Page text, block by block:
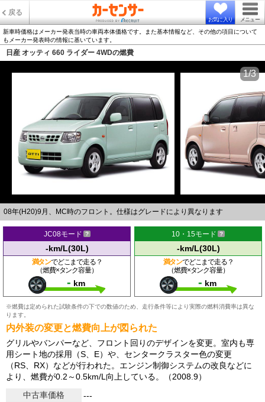
戻る
お気に入り メニュー
新車時価格はメーカー発表当時の車両本体価格です。また基本情報など、その他の項目について
もメーカー発表時の情報に基いています。
日産 オッティ 660 ライダー 4WDの燃費
08年(H20)9月、MC時のフロント。仕様はグレードにより異なります
1/3
JC08モード
-km/L(30L)
満タンでどこまで走る？
（燃費×タンク容量）
- km
10・15モード
-km/L(30L)
満タンでどこまで走る？
（燃費×タンク容量）
- km
※燃費は定められた試験条件の下での数値のため、走行条件等により実際の燃料消費率は異な
ります。
内外装の変更と燃費向上が図られた
グリルやバンパーなど、フロント回りのデザインを変更。室内も専
用シート地の採用（S、E）や、センタークラスター色の変更
（RS、RX）などが行われた。エンジン制御システムの改良などに
より、燃費が0.2～0.5km/L向上している。（2008.9）
中古車価格
---